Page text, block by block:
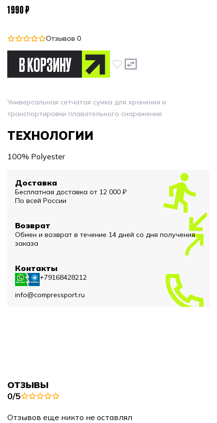
Отзывов 0
1 990 ₽
В КОРЗИНУ
Универсальная сетчатая сумка для хранения и
транспортировки плавательного снаряжения
ТЕХНОЛОГИИ
100% Polyester
Доставка
Бесплатная доставка от 12 000 ₽
По всей России
Возврат
Обмен и возврат в течение 14 дней со дня получения
заказа
Контакты
+79168428212
info@compressport.ru
ОТЗЫВЫ
0/5
Отзывов еще никто не оставлял